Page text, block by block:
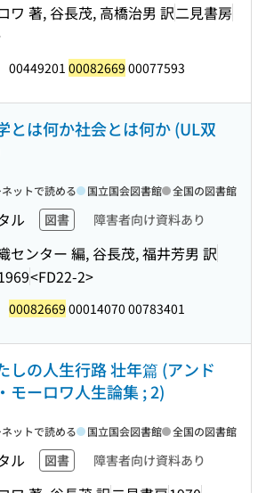
ワ 著, 谷長茂, 高橋治男 訳二見書房
00449201 00082669 00077593
とは何か社会とは何か (UL双
ル 図書 障害者向け資料あり
センター 編, 谷長茂, 福井芳男 訳
<FD22-2>
ットで読める 国立国会図書館 全国の図書館
00082669 00014070 00783401
しの人生行路 壮年篇 (アンド
モーロワ人生論集 ; 2)
ル 図書 障害者向け資料あり
ットで読める 国立国会図書館 全国の図書館